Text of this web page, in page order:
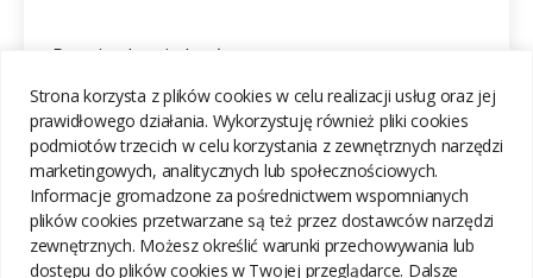
Strona korzysta z plików cookies w celu realizacji usług oraz jej
prawidłowego działania. Wykorzystuję również pliki cookies
podmiotów trzecich w celu korzystania z zewnętrznych narzędzi
marketingowych, analitycznych lub społecznościowych.
Informacje gromadzone za pośrednictwem wspomnianych
plików cookies przetwarzane są też przez dostawców narzędzi
zewnętrznych. Możesz określić warunki przechowywania lub
dostępu do plików cookies w Twojej przeglądarce. Dalsze
Potwierdzenie hasła
ZAREJESTRUJ SIĘ